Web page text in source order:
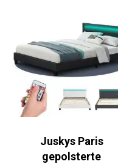
Juskys Paris
gepolsterte